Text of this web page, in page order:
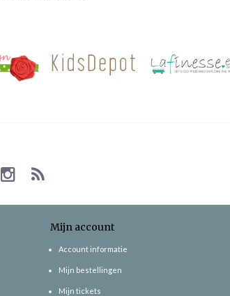
Mijn account
Account informatie
Mijn bestellingen
Mijn tickets